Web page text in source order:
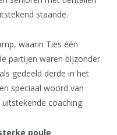
staande.
waarin Ties één
partijen waren bijzonder
gedeeld derde in het
speciaal woord van
coaching.
poule